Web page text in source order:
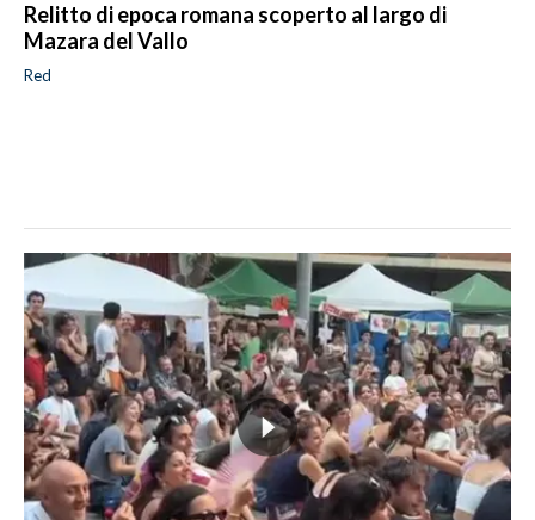
Relitto di epoca romana scoperto al largo di
Mazara del Vallo
Red